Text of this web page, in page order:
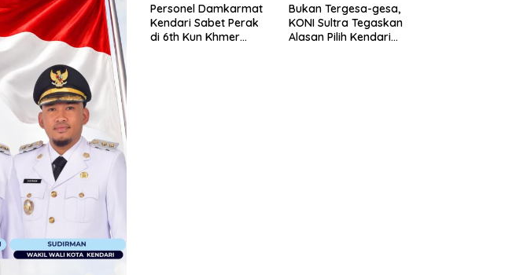
Personel Damkarmat
Kendari Sabet Perak
di 6th Kun Khmer
Bukan Tergesa-gesa,
KONI Sultra Tegaskan
Alasan Pilih Kendari